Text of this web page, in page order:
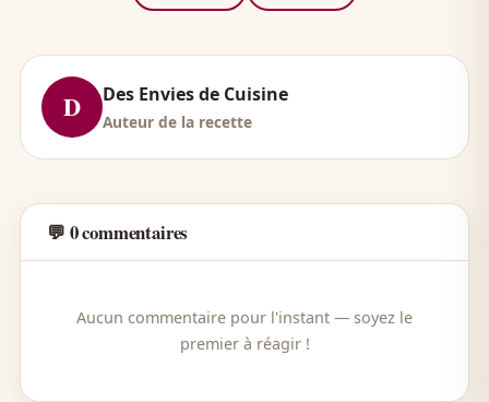
D Des Envies de Cuisine
Auteur de la recette
💬 0 commentaires
Aucun commentaire pour l'instant — soyez le
premier à réagir !